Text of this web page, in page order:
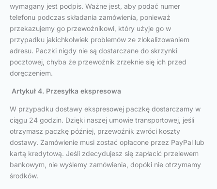
wymagany jest podpis. Ważne jest, aby podać numer
telefonu podczas składania zamówienia, ponieważ
przekazujemy go przewoźnikowi, który użyje go w
przypadku jakichkolwiek problemów ze zlokalizowaniem
adresu. Paczki nigdy nie są dostarczane do skrzynki
pocztowej, chyba że przewoźnik zrzeknie się ich przed
doręczeniem.
Artykuł 4. Przesyłka ekspresowa
W przypadku dostawy ekspresowej paczkę dostarczamy w
ciągu 24 godzin. Dzięki naszej umowie transportowej, jeśli
otrzymasz paczkę później, przewoźnik zwróci koszty
dostawy. Zamówienie musi zostać opłacone przez PayPal lub
kartą kredytową. Jeśli zdecydujesz się zapłacić przelewem
bankowym, nie wyślemy zamówienia, dopóki nie otrzymamy
środków.